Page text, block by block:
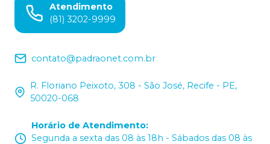
Atendimento
(81) 3202-9999
contato@padraonet.com.br
R. Floriano Peixoto, 308 - São José, Recife - PE,
50020-068
Horário de Atendimento:
Segunda a sexta das 08 às 18h - Sábados das 08 às